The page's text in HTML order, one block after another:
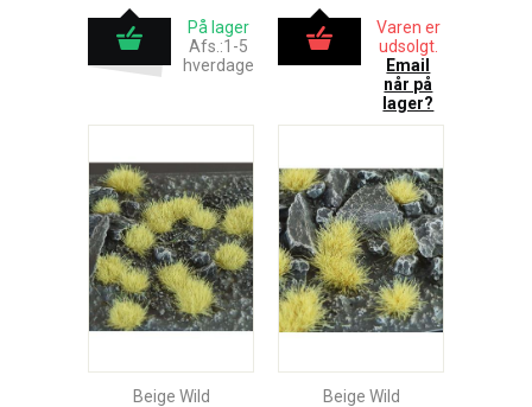
På lager
Afs.:1-5
hverdage
Varen er
udsolgt.
Email
når på
lager?
Beige Wild Beige Wild